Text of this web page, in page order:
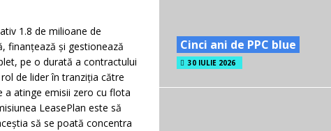
1.8 de milioane de
finanțează și gestionează
pe o durată a contractului
de lider în tranziția către
a atinge emisii zero cu flota
LeasePlan este să
să se poată concentra
Cinci ani de PPC blue
30 IULIE 2026